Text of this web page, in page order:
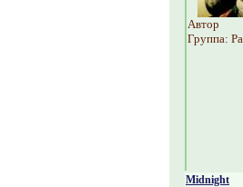
Автор
Группа:
Midnight